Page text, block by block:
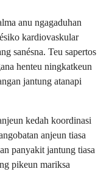
anu ngagaduhan
kardiovaskular
sanésna. Teu sapertos
henteu ningkatkeun
jantung atanapi
kedah koordinasi
anjeun tiasa
panyakit jantung tiasa
pikeun mariksa